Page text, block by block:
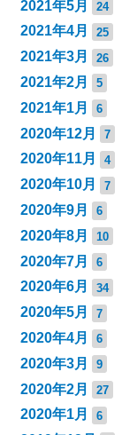
2021年5月 24
2021年4月 25
2021年3月 26
2021年2月 5
2021年1月 6
2020年12月 7
2020年11月 4
2020年10月 7
2020年9月 6
2020年8月 10
2020年7月 6
2020年6月 34
2020年5月 7
2020年4月 6
2020年3月 9
2020年2月 27
2020年1月 6